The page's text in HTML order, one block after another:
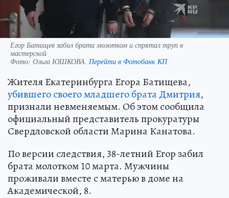
Егор Батищев забил брата молотком и спрятал труп в
мастерской
Фото: Ольга ЮШКОВА. Перейти в Фотобанк КП
Жителя Екатеринбурга Егора Батищева,
убившего своего младшего брата Дмитрия,
признали невменяемым. Об этом сообщила
официальный представитель прокуратуры
Свердловской области Марина Канатова.
По версии следствия, 38-летний Егор забил
брата молотком 10 марта. Мужчины
проживали вместе с матерью в доме на
Академической, 8.